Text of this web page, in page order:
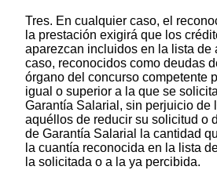
Tres. En cualquier caso, el
la prestación exigirá que los
aparezcan incluidos en la lista de
caso, reconocidos como deudas
órgano del concurso competente
igual o superior a la que se
Garantía Salarial, sin perjuicio de
aquéllos de reducir su solicitud o
de Garantía Salarial la cantidad
la cuantía reconocida en la lista
la solicitada o a la ya percibida.